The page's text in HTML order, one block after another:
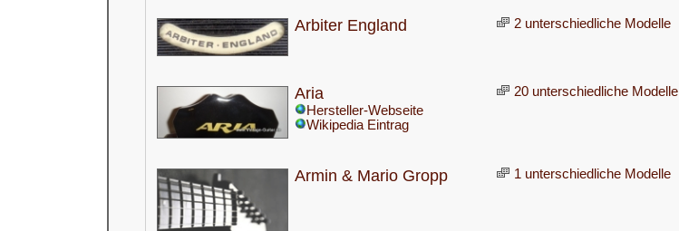
Arbiter England 2 unterschiedliche Modelle
Aria
Hersteller-Webseite
Wikipedia Eintrag
20 unterschiedliche Modelle
Armin & Mario Gropp 1 unterschiedliche Modelle